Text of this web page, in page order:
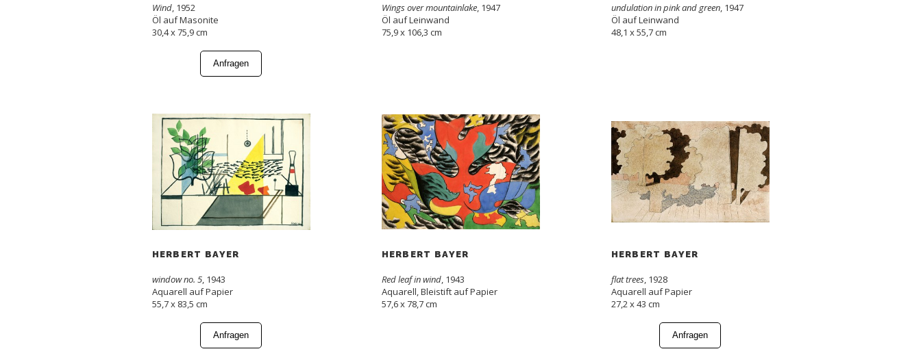
Wind, 1952
Öl auf Masonite
30,4 x 75,9 cm
Anfragen
Wings over mountainlake, 1947
Öl auf Leinwand
75,9 x 106,3 cm
undulation in pink and green, 1947
Öl auf Leinwand
48,1 x 55,7 cm
HERBERT BAYER
window no. 5, 1943
Aquarell auf Papier
55,7 x 83,5 cm
Anfragen
HERBERT BAYER
Red leaf in wind, 1943
Aquarell, Bleistift auf Papier
57,6 x 78,7 cm
HERBERT BAYER
flat trees, 1928
Aquarell auf Papier
27,2 x 43 cm
Anfragen